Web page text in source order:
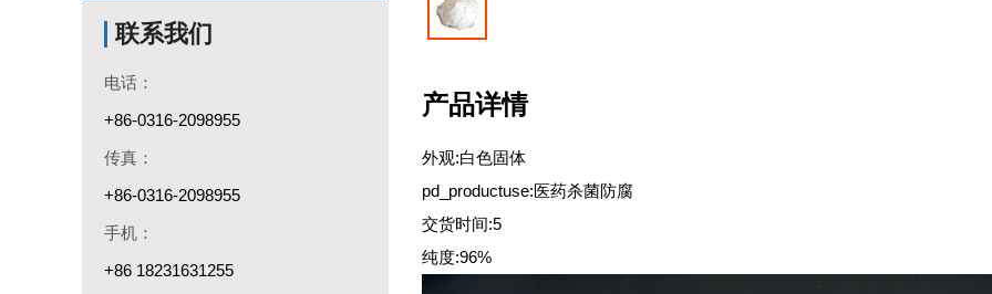
联系我们
电话：
+86-0316-2098955
传真：
+86-0316-2098955
手机：
+86 18231631255
产品详情
外观:白色固体
pd_productuse:医药杀菌防腐
交货时间:5
纯度:96%